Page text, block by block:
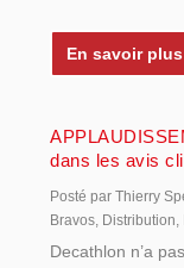
En savoir plus
dans les avis
Posté parThierry
Bravos, Distribution,
Decathlon n’a